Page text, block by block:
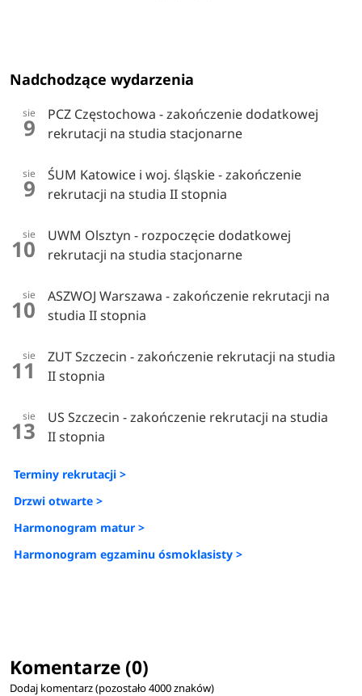
Nadchodzące wydarzenia
sie
9
PCZ Częstochowa - zakończenie dodatkowej
rekrutacji na studia stacjonarne
sie
9
ŚUM Katowice i woj. śląskie - zakończenie
rekrutacji na studia II stopnia
sie
10
UWM Olsztyn - rozpoczęcie dodatkowej
rekrutacji na studia stacjonarne
sie
10
ASZWOJ Warszawa - zakończenie rekrutacji na
studia II stopnia
sie
11
ZUT Szczecin - zakończenie rekrutacji na studia
II stopnia
sie
13
US Szczecin - zakończenie rekrutacji na studia
II stopnia
Terminy rekrutacji >
Drzwi otwarte >
Harmonogram matur >
Harmonogram egzaminu ósmoklasisty >
Komentarze (0)
Dodaj komentarz (pozostało4000znaków)